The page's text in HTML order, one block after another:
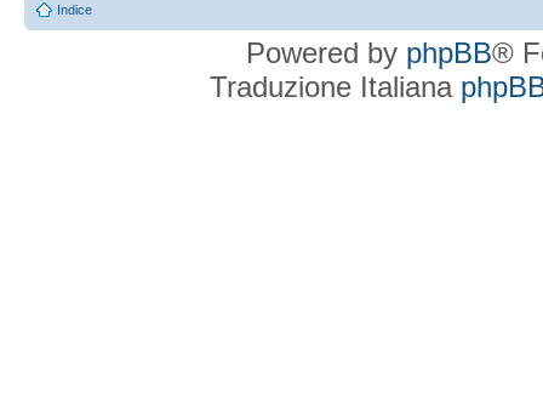
Indice
Powered by phpBB®
Traduzione Italiana